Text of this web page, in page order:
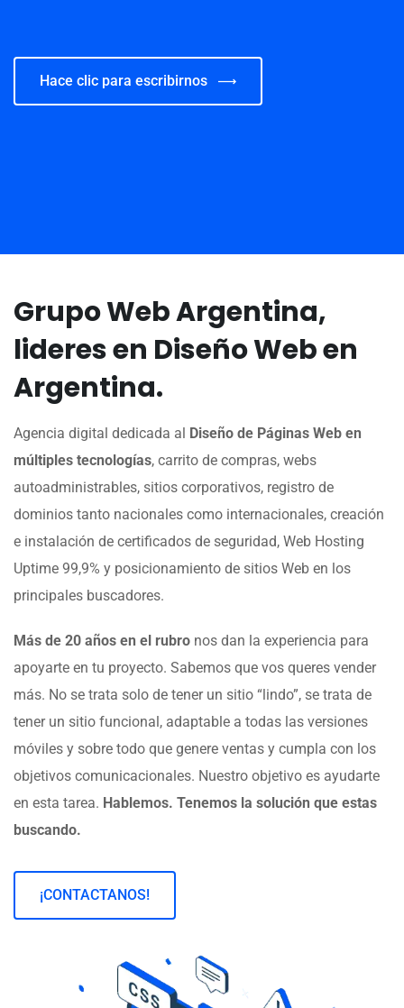
Hace clic para escribirnos
Grupo Web Argentina,
lideres en Diseño Web en
Argentina.
Agencia digital dedicada al
Diseño de Páginas Web en
múltiples tecnologías, carrito de compras, webs
autoadministrables, sitios corporativos, registro de
dominios tanto nacionales como internacionales, creación
e instalación de certificados de seguridad, Web Hosting
Uptime 99,9% y posicionamiento de sitios Web en los
principales buscadores.
Más de 20 años en el rubro nos dan la experiencia para
apoyarte en tu proyecto. Sabemos que vos queres vender
más. No se trata solo de tener un sitio “lindo”, se trata de
tener un sitio funcional, adaptable a todas las versiones
móviles y sobre todo que genere ventas y cumpla con los
objetivos comunicacionales. Nuestro objetivo es ayudarte
en esta tarea. Hablemos. Tenemos la solución que estas
buscando.
¡CONTACTANOS!